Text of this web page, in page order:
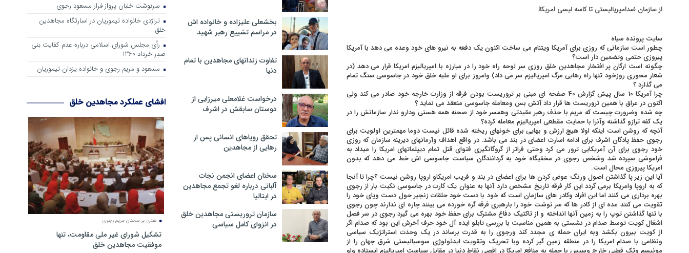
از سازمان ضدامپریالیستی تا کاسه ‎لیسی امریکا!
سایت پرونده سیاه
چطور است سازمانی که روزی برای آمریکا ویتنام می ساخت اکنون یک دفعه به نیرو های خود وعده می دهد با آمریکا
پیروزی حتمی وتضمین دار است؟
چگونه است ارگان پر افتخار مجاهدین خلق روزی سر لوحه راه خود را در مبارزه با امپریالیزم امریکا قرار می دهد (در
شعار محوری روزخود تنها راه رهایی مرگ امپریالیزم سر می داد) وامروز برای او علیه خلق خود در جاسوسی سنگ تمام
می گذارد ؟
چرا آمریکا 10 سال پیش گزارش 40 صفحه ای مبنی بر تروریست بودن فرقه از وزارت خارجه خود صادر می کند ولی
اکنون در عراق با همین تروریست ها قرار داد آتش بس ومعامله جاسوسی منعقد می نماید ؟
چه شده وضرورت چیست که مریم با حذف رهبر عقیدتی وهمسر خود از صحنه همه هستی ودارو ندار سازمانش را در
یک کفه ترازو گذاشته وآنرا با حمایت مقطعی امپریالیزم معامله کرده؟
آنچه که روشن است اینکه اولا هیچ ارزش و بهایی برای خونهای ریخته شده قائل نیست دوما مهمترین اولویت برای
رجوی حفظ پادگان اشرف برای ادامه اسارت اعضای در بند می باشد. در واقع اهداف وآرمانهای دیرینه سازمان که روزی
خود رجوی برای آن آمریکایی ترور می کرد وحتی فراتر از گروگانگیری فتوای قتل تمام دیپلماتهای امریکا را میداد به
فراموشی سپرده شد وشخص رجوی در مخفیگاه خود به گردانندگان سیاست جاسوسی اش خط می دهد که بدون
امریکا پیروزی محال است.
آیا این زیر پا گذاشتن اصول ورنگ عوض کردن ها برای اعضای در بند و فریب امریکاو اروپا روشن نیست ؟چرا تا آنجا
که به اروپا وامریکا برمی گردد این کار فرقه تاریخ مشخص دارد آنها به عنوان یک کارت در جاسوسی نکبت بار از رجوی
بهره برداری می کنند اما این افراد وکادر های سازمان است که خود با دست خود حلقات زنجیر حول دست وپای خود را
تقویت می کنند عده ای از کادر ها که سر نوشت خود را بارهبری فرقه گره خورده می بینند چاره ای ندارند چون رجوی
با تنها گذاشتن توپ را به زمین آنها انداخته و از تاکتیک دفاع مشترک برای حفظ خود بهره می گیرد رجوی در سر فصل
اشغال کویت توسط صدام در نشستی به همین مناسبت با بررسی تابلو ایده آل خود حرف آخرش این بود که صدام اگر
از کویت بیرون بکشد وبه ایران حمله ی مجدد کند ورجوی را به قدرت برساند در یک وحدت استراتژیک سیاسی
ونظامی با صدام امریکا را در منطقه زمین گیر کرده وبا تحریک وتقویت ایدئولوژی سوسیالیستی شرق جهان را از
مونیسم وتک قطبی خارج وسپس با حمله به منافع امریکا در اقصی نقاط دنیا در مقابل سیاست امپریالیزم ایستاده واو
بخشعلی علیزاده و خانواده اش
در مراسم تشییع رهبر شهید
تفاوت زندانهای مجاهدین با تمام
دنیا
درخواست غلامعلی میرزایی از
دوستان سابقش در اشرف
تحقق رویاهای انسانی پس از
رهایی از مجاهدین
سخنان اعضای انجمن نجات
آلبانی درباره لغو تجمع مجاهدین
در ایتالیا
سازمان تروریستی مجاهدین خلق
در انزوای کامل سیاسی
سرنوشت خلبان پرواز فرار مسعود رجوی
تراژدی خانواده تیموریان در اسارتگاه مجاهدین
خلق
رأی مجلس شورای اسلامی درباره عدم كفایت بنی
صدر خرداد 1360
مسعود و مریم رجوی و خانواده یزدان تیموریان
افشای عملکرد مجاهدین خلق
نقدی بر سخنان مریم رجوی
تشکیل شورای غیر ملی مقاومت، تنها
موفقیت مجاهدین خلق